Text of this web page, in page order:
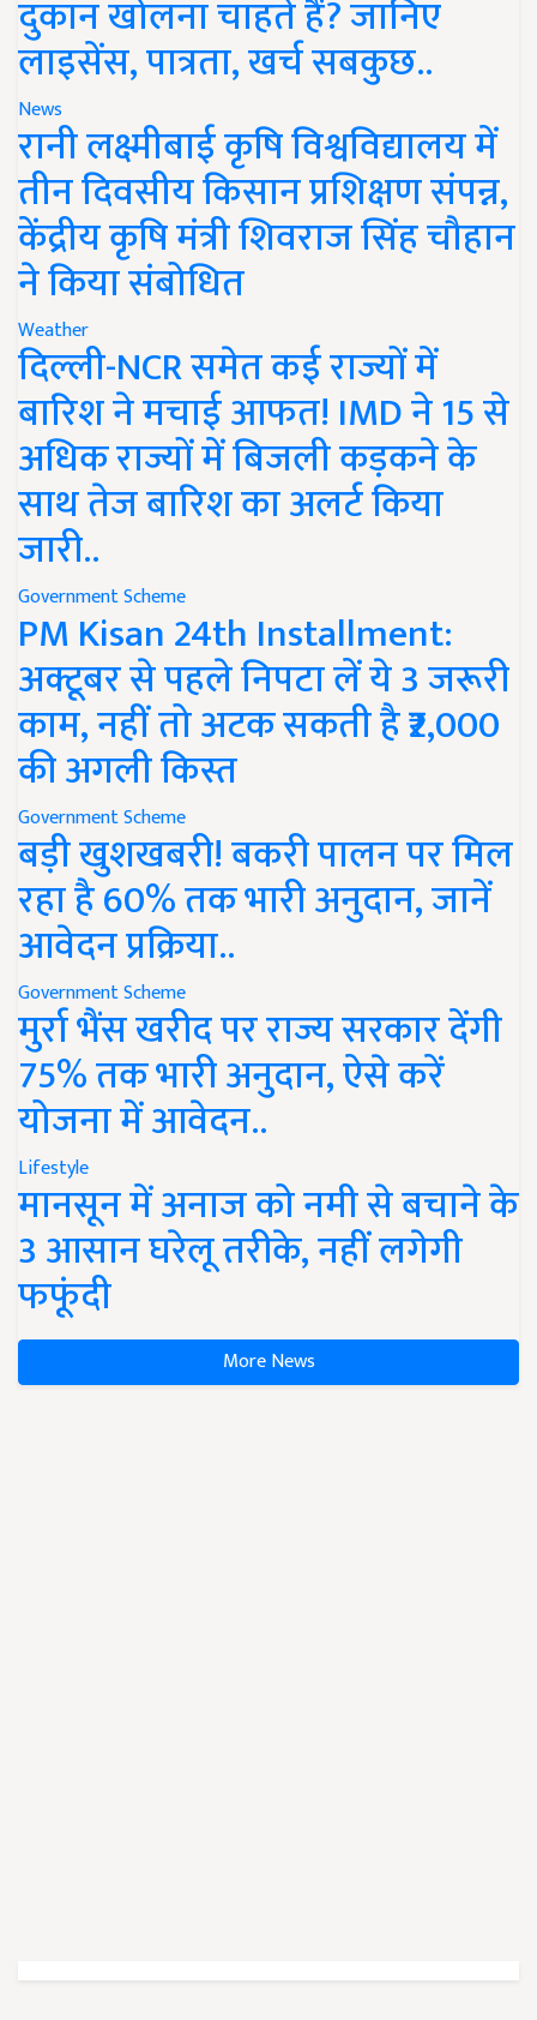
दुकान खोलना चाहते हैं? जानिए
लाइसेंस, पात्रता, खर्च सबकुछ..
News
रानी लक्ष्मीबाई कृषि विश्वविद्यालय में
तीन दिवसीय किसान प्रशिक्षण संपन्न,
केंद्रीय कृषि मंत्री शिवराज सिंह चौहान
ने किया संबोधित
Weather
दिल्ली-NCR समेत कई राज्यों में
बारिश ने मचाई आफत! IMD ने 15 से
अधिक राज्यों में बिजली कड़कने के
साथ तेज बारिश का अलर्ट किया
जारी..
Government Scheme
PM Kisan 24th Installment:
अक्टूबर से पहले निपटा लें ये 3 जरूरी
काम, नहीं तो अटक सकती है ₹2,000
की अगली किस्त
Government Scheme
बड़ी खुशखबरी! बकरी पालन पर मिल
रहा है 60% तक भारी अनुदान, जानें
आवेदन प्रक्रिया..
Government Scheme
मुर्रा भैंस खरीद पर राज्य सरकार देंगी
75% तक भारी अनुदान, ऐसे करें
योजना में आवेदन..
Lifestyle
मानसून में अनाज को नमी से बचाने के
3 आसान घरेलू तरीके, नहीं लगेगी
फफूंदी
More News